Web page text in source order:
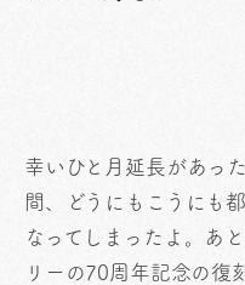
幸いひと月延長があっ
間、どうにもこうにも
なってしまったよ。あ
リーの70周年記念の復